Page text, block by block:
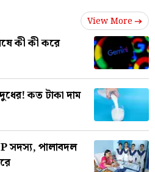
View More
কী কী করে
কত টাকা দাম
সদস্য, পালাবদল